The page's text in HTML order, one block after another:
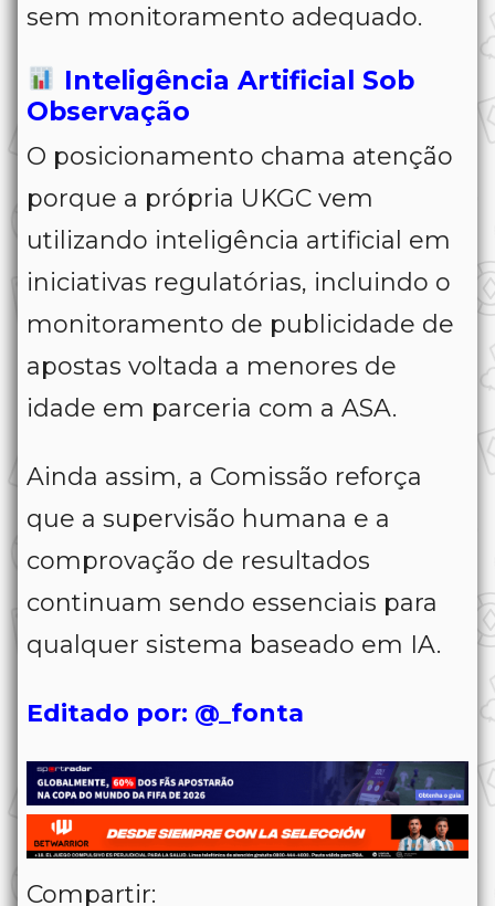
sem monitoramento adequado.
Inteligência Artificial Sob
Observação
O posicionamento chama atenção
porque a própria UKGC vem
utilizando inteligência artificial em
iniciativas regulatórias, incluindo o
monitoramento de publicidade de
apostas voltada a menores de
idade em parceria com a ASA.
Ainda assim, a Comissão reforça
que a supervisão humana e a
comprovação de resultados
continuam sendo essenciais para
qualquer sistema baseado em IA.
Editado por: @_fonta
Compartir: